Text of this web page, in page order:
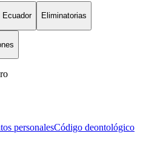
Ecuador Eliminatorias
personalesCódigo deontológico